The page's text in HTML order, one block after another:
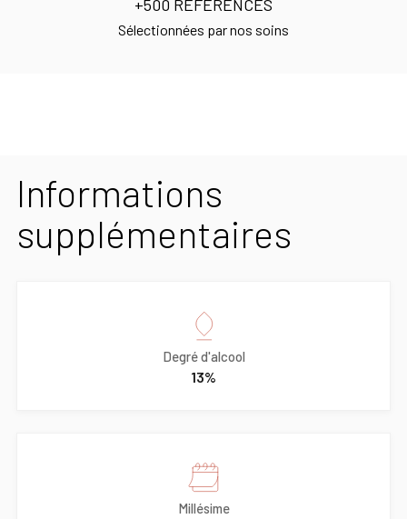
+500 RÉFÉRENCES
Sélectionnées par nos soins
Informations
supplémentaires
Degré d'alcool
13%
Millésime